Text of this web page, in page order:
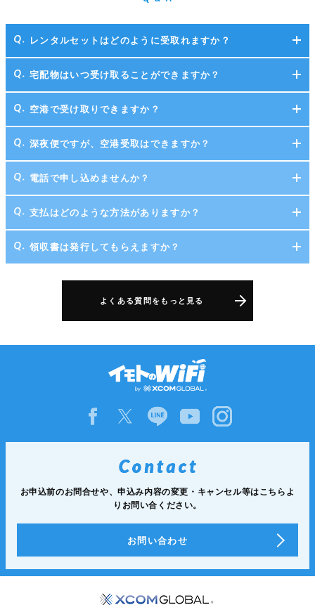
レンタルセットはどのように受取れますか？
宅配物はいつ受け取ることができますか？
空港で受け取りできますか？
深夜便ですが、空港受取はできますか？
電話で申し込めませんか？
支払はどのような方法がありますか？
領収書は発行してもらえますか？
よくある質問をもっと見る
お申込前のお問合せや、申込み内容の変更・キャンセル等はこちらよ
りお問い合ください。
お問い合わせ